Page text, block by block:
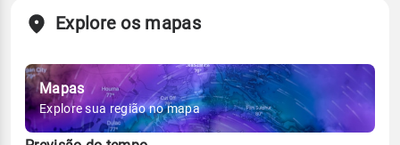
Explore os mapas
Mapas
Explore sua região no mapa